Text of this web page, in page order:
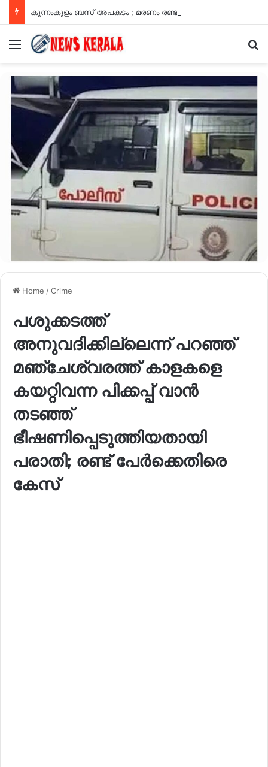
Menu
Home /Crime
പശുക്കടത്ത്
അനുവദിക്കില്ലെന്ന് പറഞ്ഞ്
മഞ്ചേശ്വരത്ത് കാളകളെ
കയറ്റിവന്ന പിക്കപ്പ് വാൻ
തടഞ്ഞ്
ഭീഷണിപ്പെടുത്തിയതായി
പരാതി; രണ്ട് പേർക്കെതിരെ
കേസ്